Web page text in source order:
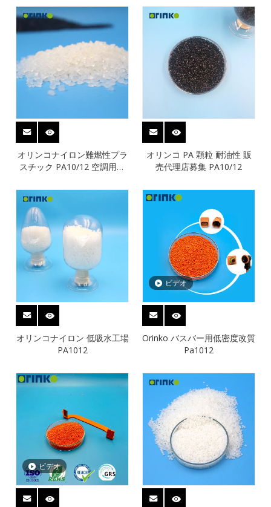
オリンコナイロン難燃性プラ
スチック PA10/12 空調用フ
オリンコ PA 顆粒 耐油性 販
売代理店募集 PA10/12
オリンコナイロン 低吸水工場
PA1012
ビデオ
Orinko バスバー用低密度改質
Pa1012
ビデオ